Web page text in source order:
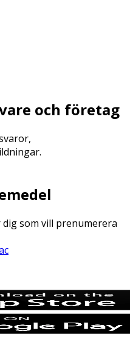
och företag
som vill prenumerera